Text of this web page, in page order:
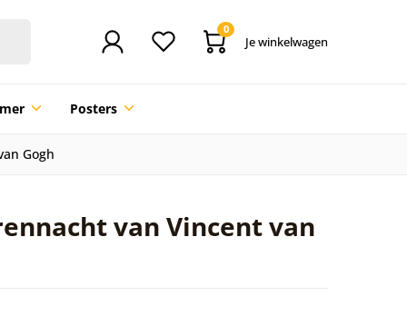
0
Je winkelwagen
Posters
Gogh
van Vincent van